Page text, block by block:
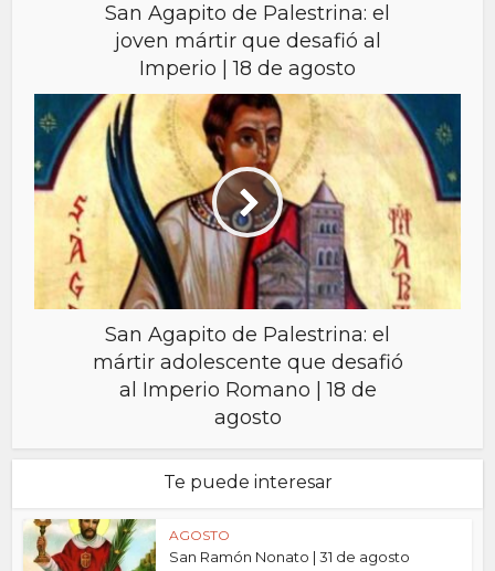
San Agapito de Palestrina: el
joven mártir que desafió al
Imperio | 18 de agosto
San Agapito de Palestrina: el
mártir adolescente que desafió
al Imperio Romano | 18 de
agosto
Te puede interesar
AGOSTO
San Ramón Nonato | 31 de agosto